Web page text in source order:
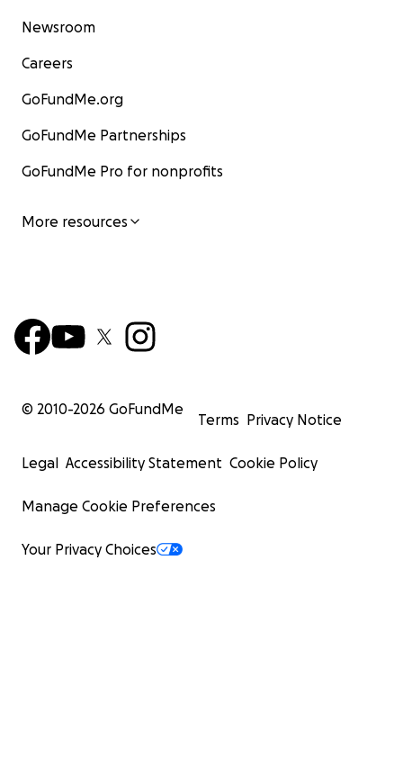
Newsroom
Careers
GoFundMe.org
GoFundMe Partnerships
GoFundMe Pro for nonprofits
More resources
© 2010-2026 GoFundMe
Terms Privacy Notice
Legal Accessibility Statement Cookie Policy
Manage Cookie Preferences
Your Privacy Choices